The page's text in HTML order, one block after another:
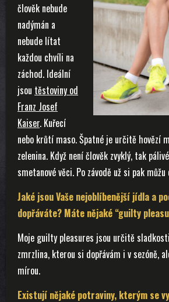
člověk nebude
nadýmán a
nebude lítat
každou chvíli na
záchod. Ideální
jsou těstoviny od
Franz Josef
Kaiser. Kuřecí
nebo krůtí maso. Špatné je určitě hovězí
zelenina. Když není člověk zvyklý, tak
smetanové věci. Po závodě už si pak
Jaké jsou Vaše nejoblíbenější jídla a
dopřáváte? Máte nějaké “guilty
Moje guilty pleasures jsou určitě
zmrzlina, kterou si dopřávám i v sezóně,
mírou.
Existují nějaké potraviny, kterým se